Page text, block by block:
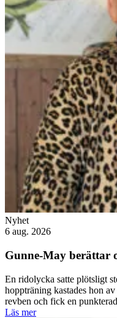
Nyhet
6 aug. 2026
Gunne-May berättar
En ridolycka satte plötsligt
hoppträning kastades hon
revben och fick en
Läs mer